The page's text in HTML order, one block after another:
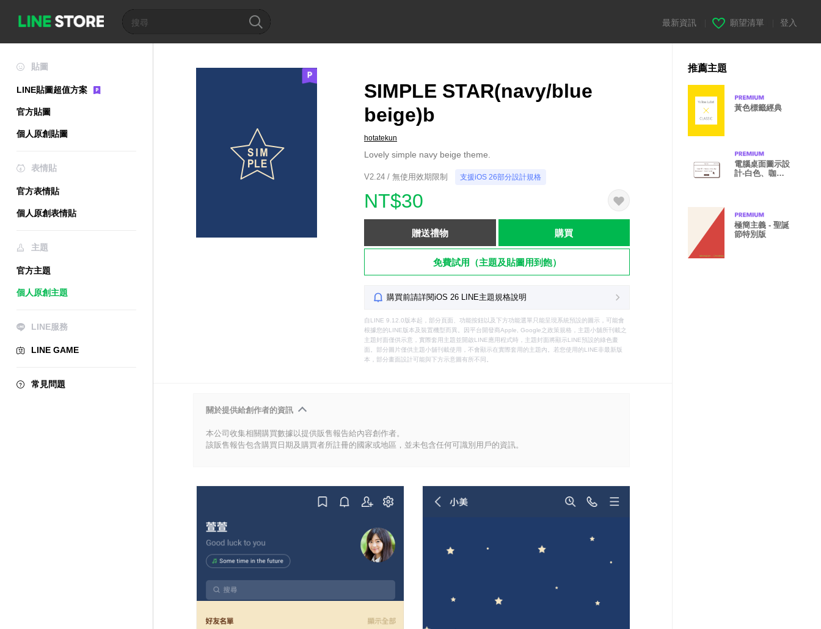
最新資訊 願望清單 登入
貼圖
LINE貼圖超值方案
官方貼圖
個人原創貼圖
表情貼
官方表情貼
個人原創表情貼
主題
官方主題
個人原創主題
LINE服務
LINE GAME
常見問題
SIMPLE STAR(navy/blue
beige)b
hotatekun
Lovely simple navy beige theme.
V2.24 / 無使用效期限制 支援iOS 26部分設計規格
NT$30
贈送禮物 購買
免費試用（主題及貼圖用到飽）
購買前請詳閱iOS 26 LINE主題規格說明
自LINE 9.12.0版本起，部分頁面、功能按鈕以及下方功能選單只能呈現系統預設的圖示，可能會
根據您的LINE版本及裝置機型而異。因平台開發商Apple, Google之政策規格，主題小舖所刊載之
主題封面僅供示意，實際套用主題並開啟LINE應用程式時，主題封面將顯示LINE預設的綠色畫
面。部分圖片僅供主題小舖刊載使用，不會顯示在實際套用的主題內。若您使用的LINE非最新版
本，部分畫面設計可能與下方示意圖有所不同。
關於提供給創作者的資訊
本公司收集相關購買數據以提供販售報告給內容創作者。
該販售報告包含購買日期及購買者所註冊的國家或地區，並未包含任何可識別用戶的資訊。
推薦主題
黃色標籤經典
電腦桌面圖示設
計-白色、咖啡
極簡主義 - 聖誕
節特別版